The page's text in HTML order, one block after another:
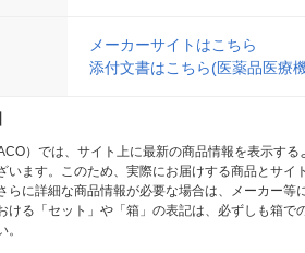
メーカーサイトはこちら
添付文書はこちら(医薬品医療
）では、サイト上に最新の商品情報を表示す
います。このため、実際にお届けする商品とサ
らに詳細な商品情報が必要な場合は、メーカー等
ける「セット」や「箱」の表記は、必ずしも箱